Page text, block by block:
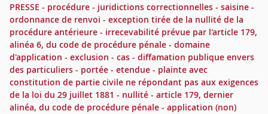
PRESSE - procédure - juridictions correctionnelles - saisine -
ordonnance de renvoi - exception tirée de la nullité de la
procédure antérieure - irrecevabilité prévue par l'article 179,
alinéa 6, du code de procédure pénale - domaine
d'application - exclusion - cas - diffamation publique envers
des particuliers - portée - etendue - plainte avec
constitution de partie civile ne répondant pas aux exigences
de la loi du 29 juillet 1881 - nullité - article 179, dernier
alinéa, du code de procédure pénale - application (non)